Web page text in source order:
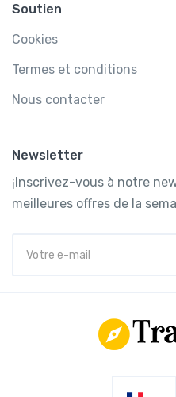
Soutien
Cookies
Termes et conditions
Nous contacter
Newsletter
¡Inscrivez-vous à notre
meilleures offres de la